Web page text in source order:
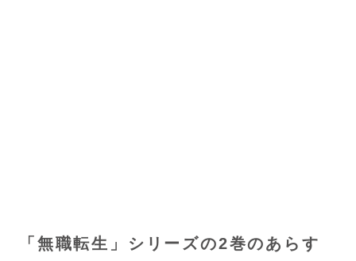
「無職転生」シリーズの2巻のあらす